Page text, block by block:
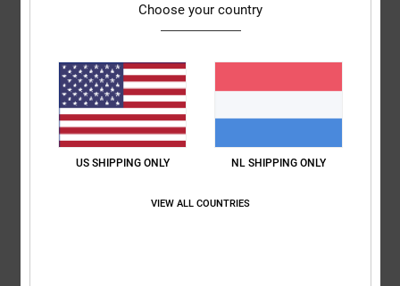
5 /5
30. juni 2026
Prijs-kwaliteitverhouding Maat: Perfecte maat
Ik raad dit product aan
Choose your country
US SHIPPING ONLY NL SHIPPING ONLY
VIEW ALL COUNTRIES